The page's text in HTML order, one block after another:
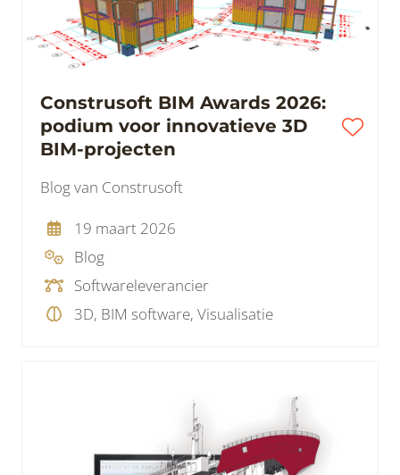
Construsoft BIM Awards 2026:
podium voor innovatieve 3D
BIM-projecten
Blog van Construsoft
19 maart 2026
Blog
Softwareleverancier
3D, BIM software, Visualisatie